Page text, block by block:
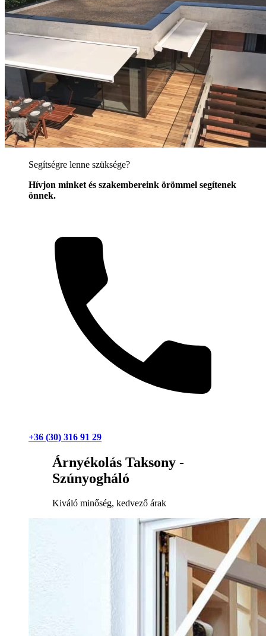
Segítségre lenne szüksége?
Hívjon minket és szakembereink örömmel segítenek
önnek.
+36 (30) 316 91 29
Árnyékolás Taksony -
Szúnyogháló
Kiváló minőség, kedvező árak